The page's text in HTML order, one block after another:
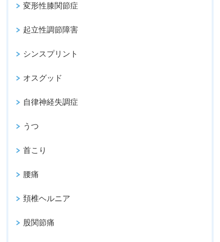
変形性膝関節症
起立性調節障害
シンスプリント
オスグッド
自律神経失調症
うつ
首こり
腰痛
頚椎ヘルニア
股関節痛